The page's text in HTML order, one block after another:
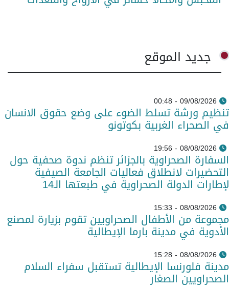
جديد الموقع
09/08/2026 - 00:48
تنظيم ورشة تسلط الضوء على وضع حقوق الانسان
في الصحراء الغربية بكوتونو
08/08/2026 - 19:56
السفارة الصحراوية بالجزائر تنظم ندوة صحفية حول
التحضيرات لانطلاق فعاليات الجامعة الصيفية
لإطارات الدولة الصحراوية في طبعتها الـ14
08/08/2026 - 15:33
مجموعة من الأطفال الصحراويين تقوم بزيارة لمصنع
الأدوية في مدينة بارما الإيطالية
08/08/2026 - 15:28
مدينة فلورنسا الإيطالية تستقبل سفراء السلام
الصحراويين الصغار